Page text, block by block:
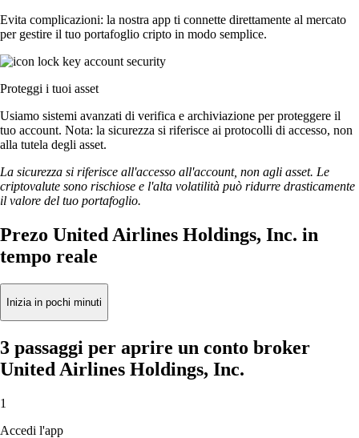
Evita complicazioni: la nostra app ti connette direttamente al mercato
per gestire il tuo portafoglio cripto in modo semplice.
Proteggi i tuoi asset
Usiamo sistemi avanzati di verifica e archiviazione per proteggere il
tuo account. Nota: la sicurezza si riferisce ai protocolli di accesso, non
alla tutela degli asset.
La sicurezza si riferisce all'accesso all'account, non agli asset. Le
criptovalute sono rischiose e l'alta volatilità può ridurre drasticamente
il valore del tuo portafoglio.
Prezo United Airlines Holdings, Inc. in
tempo reale
Inizia in pochi minuti
3 passaggi per aprire un conto broker
United Airlines Holdings, Inc.
1
Accedi l'app